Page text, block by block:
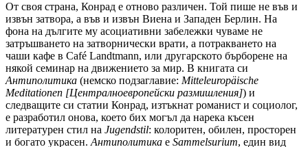
От своя страна, Конрад е отново различен. Той пише не във и
извън затвора, а във и извън Виена и Западен Берлин. На
фона на дългите му асоциативни забележки чуваме не
затръшването на затворнически врати, а потракването на
чаши кафе в Café Landtmann, или другарското бърборене на
някой семинар на движението за мир. В книгата си
Антиполитика (немско подзаглавие: Mitteleuropäische
Meditationen [Централноевропейски размишления]) и
следващите си статии Конрад, изтъкнат романист и социолог,
е разработил онова, което бих могъл да нарека късен
литературен стил на Jugendstil: колоритен, обилен, просторен
и богато украсен. Антиполитика е Sammelsurium, един вид